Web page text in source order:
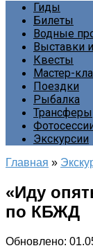
Гиды
Билеты
Водные
Выставки
Квесты
Мастер-
Поездки
Рыбалка
Трансферы
Экскурсии
Главная »
«Иду
по КБЖД
Обновлено: